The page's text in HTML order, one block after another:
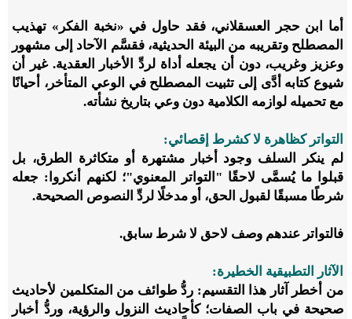
أما ابن حجر العسقلاني، فقد حاول في «نخبة الفكر» تهذيب
المصطلح وتقريبه من البيئة الحديثية، فقسَّم الآحاد إلى مشهور
وعزيز وغريب، دون أن يجعله أداة لردِّ الأخبار العقدية. غير أن
شيوع كتابه أدَّى إلى تثبيت المصطلح في الوعي المتأخر، أحيانًا
مع تحميله لوازمه الكلامية دون وعي بتاريخ نشأته.
التواتر كظاهرة لا كشرط إقصائي:
لم ينكر السلف وجود أخبار مشتهرة أو متكاثرة الطرق، بل
قبلوا ما يُسمَّى لاحقًا "التواتر المعنوي"؛ لكنهم أنكروا: جعله
شرطًا مسبقًا لقبول الحق، أو مدخلًا لردِّ النصوص الصحيحة.
فالتواتر عندهم وصف لاحق لا شرط سابق.
الآثار التطبيقية الخطيرة:
من أخطر آثار هذا التقسيم: ردُّ طوائف من المتكلمين لأحاديث
صحيحة في باب الصفات؛ كأحاديث النزول والرؤية، وردُّ أخبار